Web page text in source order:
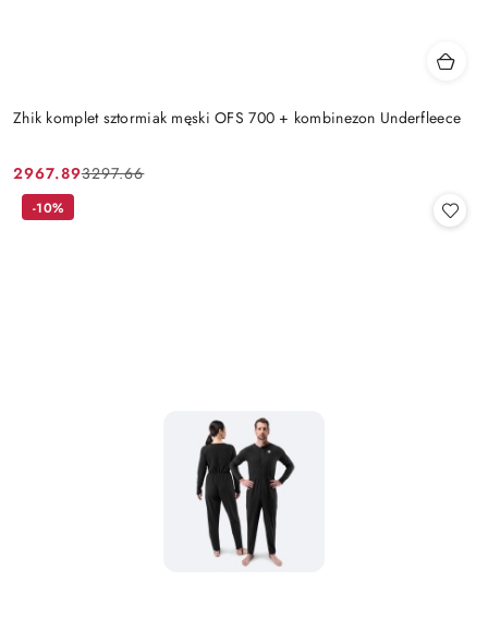
Zhik komplet sztormiak męski OFS 700 + kombinezon Underfleece
Cena
promocyjna:
2967.89
Cena
przed
3297.66
-10%